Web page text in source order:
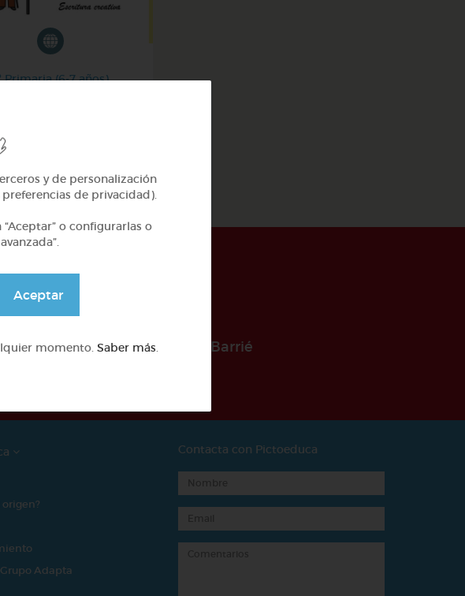
Primaria (6-7 años)
de la Fundación Barrié
origen?
Adapta
Contacta con Pictoeduca
y de personalización
de privacidad).
o configurarlas o
Aceptar
momento. Saber más.